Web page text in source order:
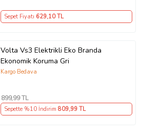
Sepet Fiyatı 629,10 TL
Volta Vs3 Elektrikli Eko Branda
Ekonomik Koruma Gri
Kargo Bedava
899,99 TL
Sepette %10 İndirim 809,99 TL